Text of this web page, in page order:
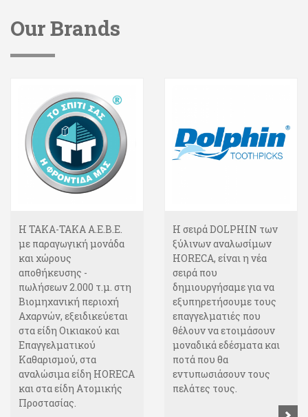
Our Brands
Η ΤΑΚΑ-ΤΑΚΑ Α.Ε.Β.Ε.
με παραγωγική μονάδα
και χώρους
αποθήκευσης -
πωλήσεων 2.000 τ.μ. στη
Βιομηχανική περιοχή
Αχαρνών, εξειδικεύεται
στα είδη Οικιακού και
Επαγγελματικού
Καθαρισμού, στα
αναλώσιμα είδη HORECA
και στα είδη Ατομικής
Προστασίας.
Η σειρά DOLPHIΝ των
ξύλινων αναλωσίμων
HORECA, είναι η νέα
σειρά που
δημιουργήσαμε για να
εξυπηρετήσουμε τους
επαγγελματιές που
θέλουν να ετοιμάσουν
μοναδικά εδέσματα και
ποτά που θα
εντυπωσιάσουν τους
πελάτες τους.